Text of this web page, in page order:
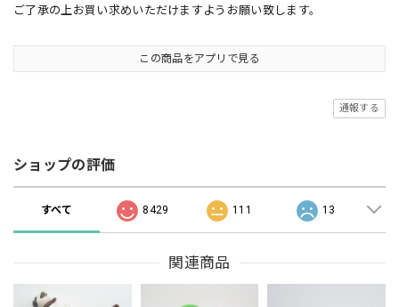
ご了承の上お買い求めいただけますようお願い致します。
この商品をアプリで見る
通報する
ショップの評価
すべて 8429 111 13
関連商品